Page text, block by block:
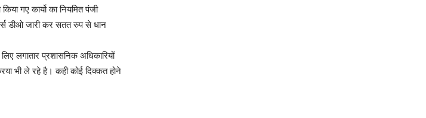
गए कार्यो का नियमित पंजी
डीओ जारी कर सतत रुप से धान
लगातार प्रशासनिक अधिकारियों
भी ले रहे है। कही कोई दिक्कत होने